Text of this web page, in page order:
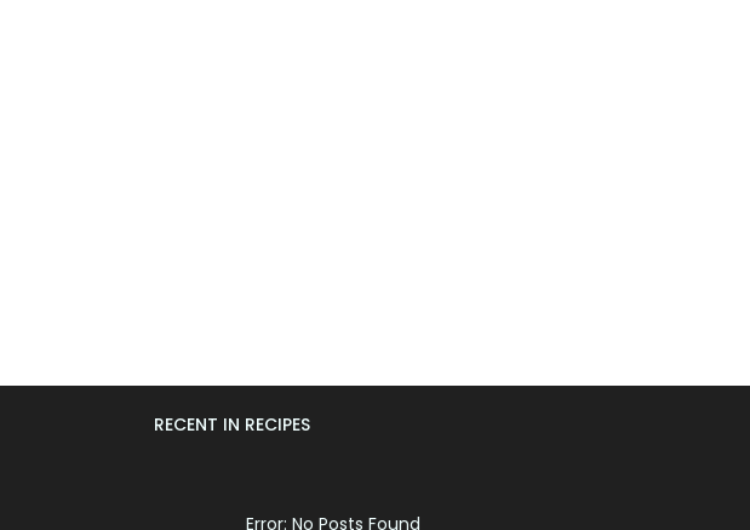
RECENT IN RECIPES
Error: No Posts Found